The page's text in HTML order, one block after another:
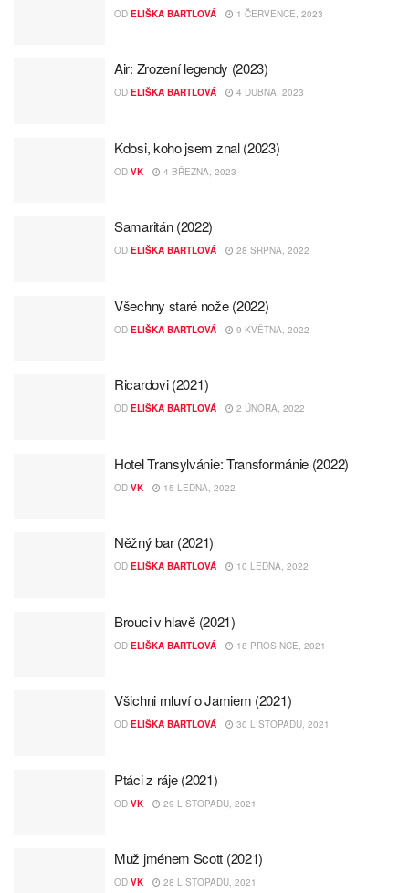
OD ELIŠKA BARTLOVÁ 1 ČERVENCE, 2023
Air: Zrození legendy (2023)
OD ELIŠKA BARTLOVÁ 4 DUBNA, 2023
Kdosi, koho jsem znal (2023)
OD VK 4 BŘEZNA, 2023
Samaritán (2022)
OD ELIŠKA BARTLOVÁ 28 SRPNA, 2022
Všechny staré nože (2022)
OD ELIŠKA BARTLOVÁ 9 KVĚTNA, 2022
Ricardovi (2021)
OD ELIŠKA BARTLOVÁ 2 ÚNORA, 2022
Hotel Transylvánie: Transformánie (2022)
OD VK 15 LEDNA, 2022
Něžný bar (2021)
OD ELIŠKA BARTLOVÁ 10 LEDNA, 2022
Brouci v hlavě (2021)
OD ELIŠKA BARTLOVÁ 18 PROSINCE, 2021
Všichni mluví o Jamiem (2021)
OD ELIŠKA BARTLOVÁ 30 LISTOPADU, 2021
Ptáci z ráje (2021)
OD VK 29 LISTOPADU, 2021
Muž jménem Scott (2021)
OD VK 28 LISTOPADU, 2021